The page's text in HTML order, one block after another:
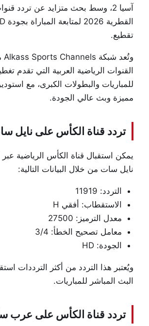
آسيا 2، وسط بحث متزايد عن تردد
تقطيع.
وتُعد شبكة Alkass Sports Channels
القنوات الرياضية العربية التي تقدم
للمباريات والبطولات الكبرى، مع
مميزة وبث عالي الجودة.
تردد قناة الكأس على نايل سات
يمكن استقبال قناة الكأس الرياضية
نايل سات من خلال البيانات التالية:
التردد: 11919
الاستقطاب: أفقي H
معدل الترميز: 27500
معامل تصحيح الخطأ: 3/4
الجودة: HD
ويُعتبر هذا التردد من أكثر الترددات
البث المباشر للمباريات.
تردد قناة الكأس على عرب سات